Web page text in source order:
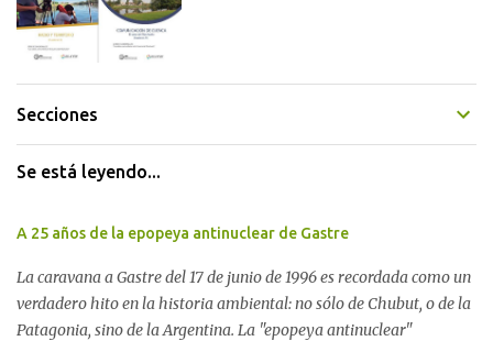
Secciones
Se está leyendo...
A 25 años de la epopeya antinuclear de Gastre
La caravana a Gastre del 17 de junio de 1996 es recordada como un
verdadero hito en la historia ambiental: no sólo de Chubut, o de la
Patagonia, sino de la Argentina. La "epopeya antinuclear"